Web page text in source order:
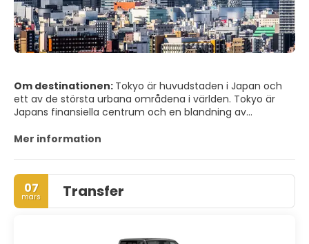
Om destinationen: Tokyo är huvudstaden i Japan och
ett av de största urbana områdena i världen. Tokyo är
Japans finansiella centrum och en blandning av
välorganiserad modern stad.
helgedomar, lugna naturreservat, historiska byggnader,
futuristisk arkitektur och neonljus. Stadens kärna
inkluderar Chiyoda och Chuo. Detta område har det
imponerande kejserliga palatset, de nationella
Mer information
07
mars Transfer